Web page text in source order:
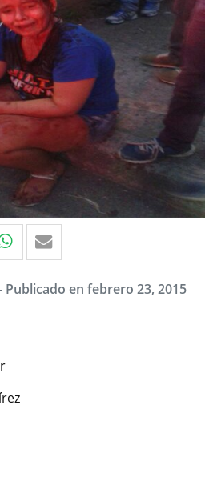
Publicado en febrero 23, 2015